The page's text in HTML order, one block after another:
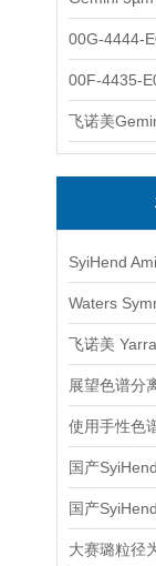
展望色谱分
使用手性色